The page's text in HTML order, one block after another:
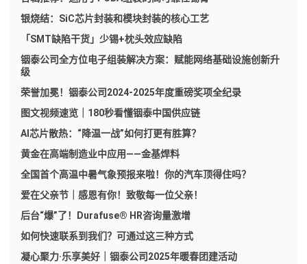
银烧结：SiC芯片封装和模块封装的核心工艺
「SMT缺陷干货」少锡+枕头效应缺陷
铟泰公司全方位电子组装解决方案：赋能网络基础设施创新升
级
荣誉加冕！铟泰公司2024-2025年度重磅奖项全纪录
图文视频速览｜180秒看懂铟泰中国供应链
AI芯片散热：“降温一战”如何打更有胜算？
黄金在高端制造业中应用——金基焊料
全国首个高温中暑气象预报来啦！你的汽车顶得住吗？
爱在父亲节｜感恩有你！致敬每一位父亲！
后台“爆”了！Durafuse® HR咨询量激增
如何快速联系到我们？可通过这三种方式
凝心聚力·乐享美好｜铟泰公司2025年暖春团建活动